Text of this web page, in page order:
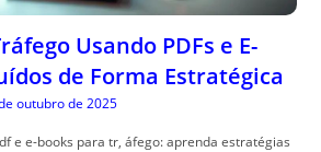
Usando PDFs e E-
de Forma Estratégica
outubro de 2025
e e-books para tr, áfego: aprenda estratégias